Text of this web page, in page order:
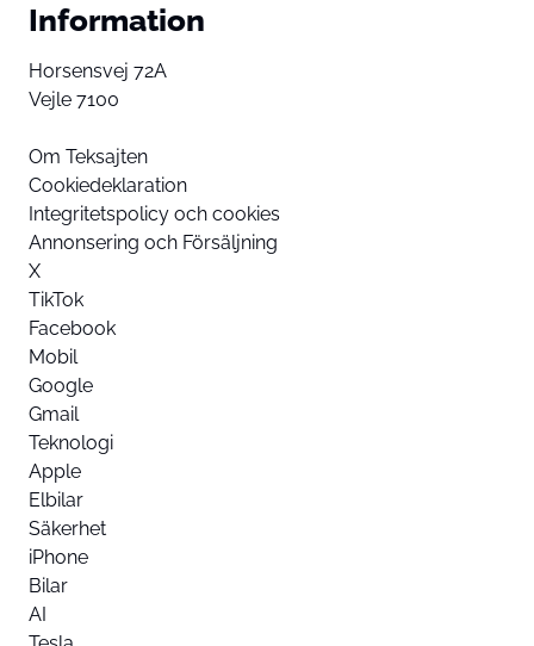
Information
Horsensvej 72A
Vejle 7100
Om Teksajten
Cookiedeklaration
Integritetspolicy och cookies
Annonsering och Försäljning
X
TikTok
Facebook
Mobil
Google
Gmail
Teknologi
Apple
Elbilar
Säkerhet
iPhone
Bilar
AI